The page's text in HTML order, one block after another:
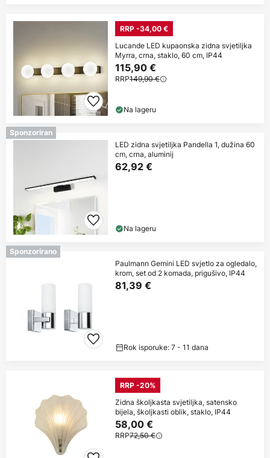
RRP -34,00 €
Lucande LED kupaonska zidna svjetiljka
Myrra, crna, staklo, 60 cm, IP44
115,90 €
RRP149,90 €
Na lageru
Sponzoriran
LED zidna svjetiljka Pandella 1, dužina 60
cm, crna, aluminij
62,92 €
Na lageru
Sponzorirano
Paulmann Gemini LED svjetlo za ogledalo,
krom, set od 2 komada, prigušivo, IP44
81,39 €
Rok isporuke: 7 - 11 dana
RRP -20%
Zidna školjkasta svjetiljka, satensko
bijela, školjkasti oblik, staklo, IP44
58,00 €
RRP72,50 €